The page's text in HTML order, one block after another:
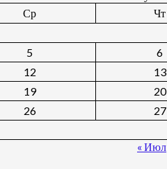
Ср
Чт
5 6
12
13
19
20
26
27
« Июл